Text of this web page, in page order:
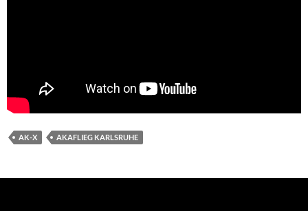
AK-X AKAFLIEG KARLSRUHE